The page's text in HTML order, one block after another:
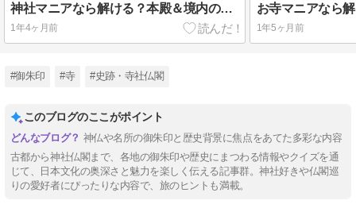
神社マニアなら解ける？本殿＆境内の写真で推理！写真で巡る神社の名前当てクイズ ［その４］
1年4ヶ月前 1年5ヶ月前
#御朱印 #寺 #史跡・寺社仏閣
このブログのここがポイント
神仏や名所の御朱印と歴史背景に焦点をあてた多彩な内容
古都から神社仏閣まで、各地の御朱印や歴史にまつわる情報やクイズを通
じて、日本文化の奥深さと魅力を楽しく伝える記事群。神社好きや仏閣巡
りの愛好者にぴったりな内容で、旅のヒントも満載。